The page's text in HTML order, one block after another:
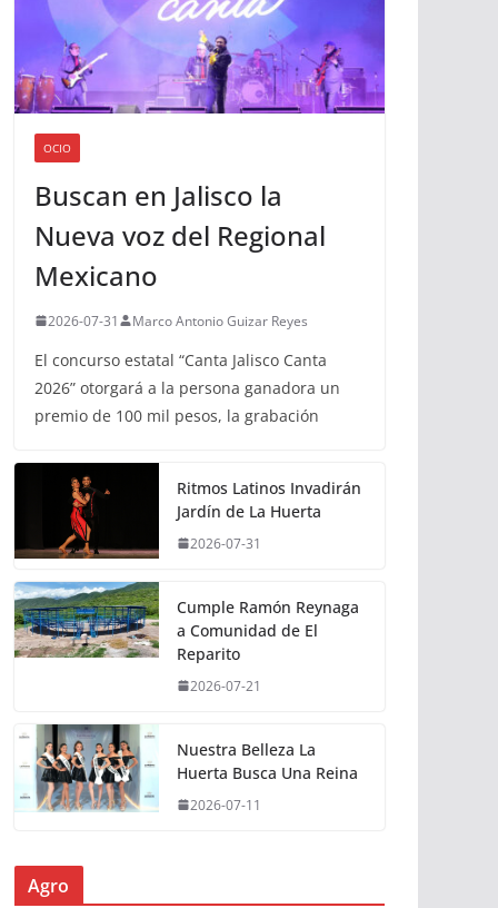
OCIO
Buscan en Jalisco la
Nueva voz del Regional
Mexicano
2026-07-31 Marco Antonio Guizar Reyes
El concurso estatal “Canta Jalisco Canta
2026” otorgará a la persona ganadora un
premio de 100 mil pesos, la grabación
Ritmos Latinos Invadirán
Jardín de La Huerta
2026-07-31
Cumple Ramón Reynaga
a Comunidad de El
Reparito
2026-07-21
Nuestra Belleza La
Huerta Busca Una Reina
2026-07-11
Agro